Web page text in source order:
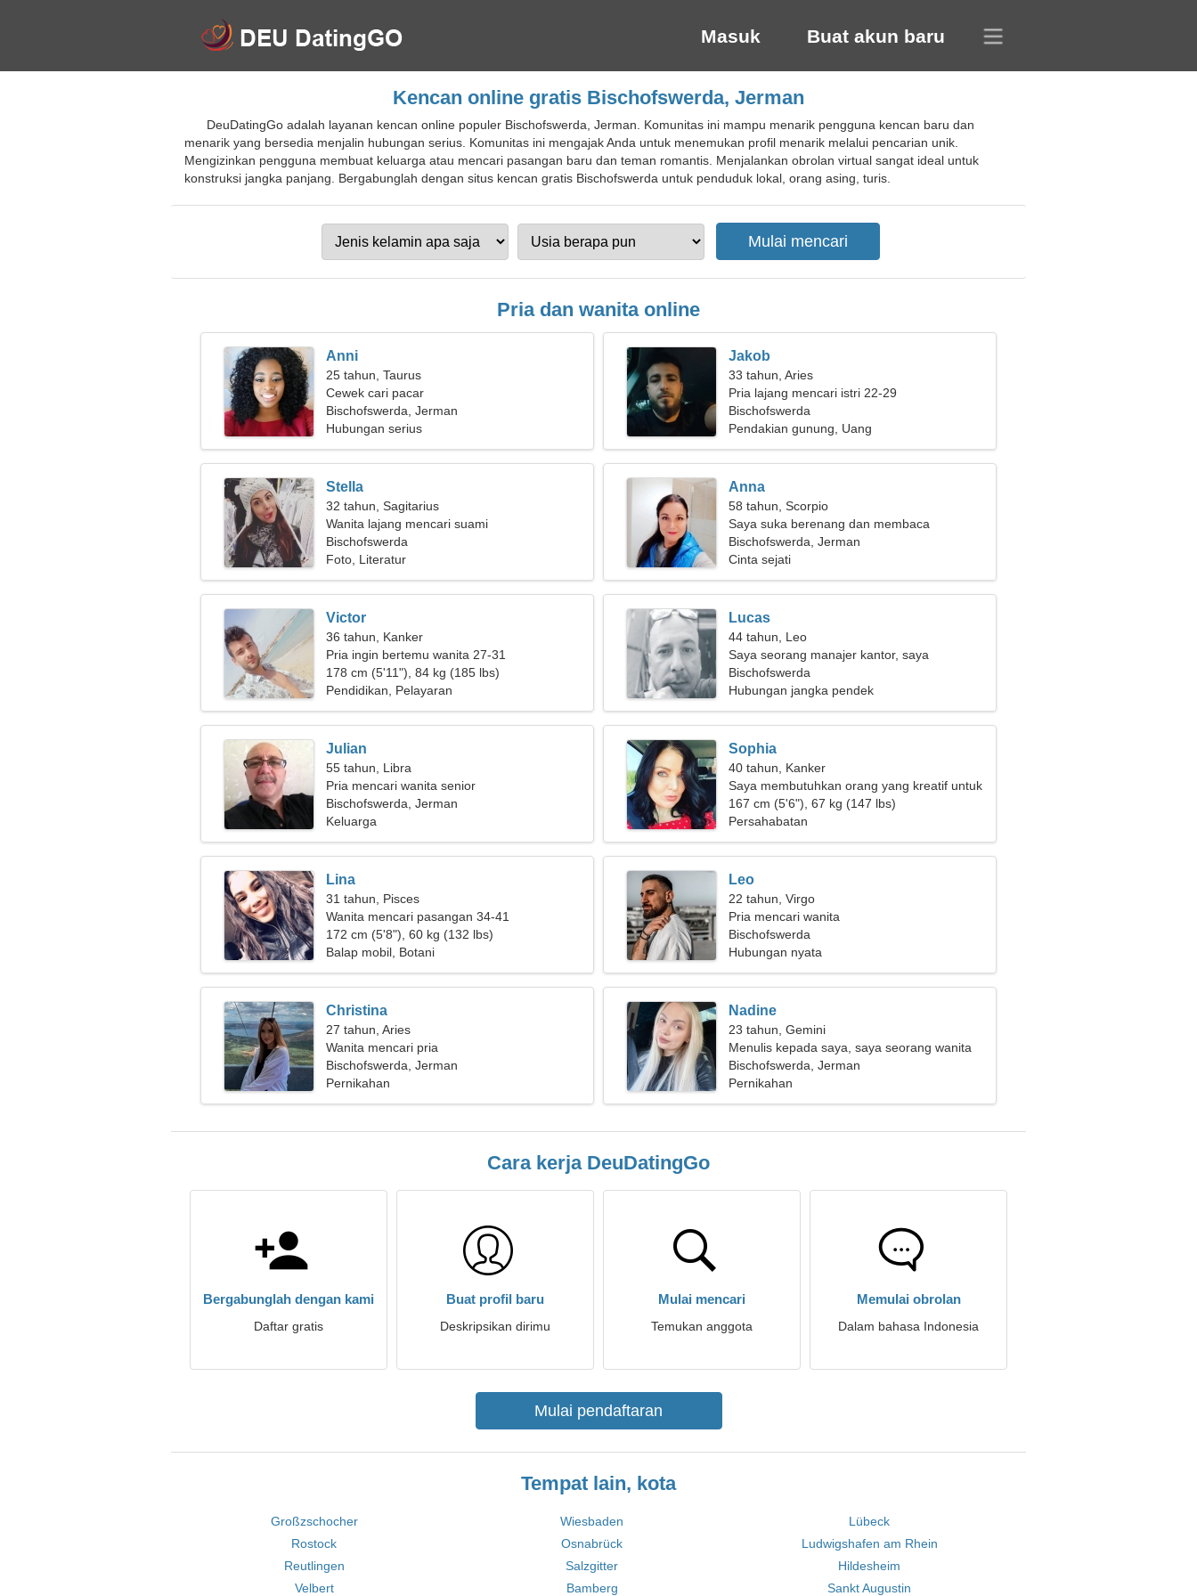
Masuk Buat akun baru
Kencan online gratis Bischofswerda, Jerman
DeuDatingGo adalah layanan kencan online populer Bischofswerda, Jerman. Komunitas ini mampu menarik pengguna kencan baru dan
menarik yang bersedia menjalin hubungan serius. Komunitas ini mengajak Anda untuk menemukan profil menarik melalui pencarian unik.
Mengizinkan pengguna membuat keluarga atau mencari pasangan baru dan teman romantis. Menjalankan obrolan virtual sangat ideal untuk
konstruksi jangka panjang. Bergabunglah dengan situs kencan gratis Bischofswerda untuk penduduk lokal, orang asing, turis.
Pria dan wanita online
Anni
25 tahun, Taurus
Cewek cari pacar
Bischofswerda, Jerman
Hubungan serius
Jakob
33 tahun, Aries
Pria lajang mencari istri 22-29
Bischofswerda
Pendakian gunung, Uang
Stella
32 tahun, Sagitarius
Wanita lajang mencari suami
Bischofswerda
Foto, Literatur
Anna
58 tahun, Scorpio
Saya suka berenang dan membaca
Bischofswerda, Jerman
Cinta sejati
Victor
36 tahun, Kanker
Pria ingin bertemu wanita 27-31
178 cm (5'11"), 84 kg (185 lbs)
Pendidikan, Pelayaran
Lucas
44 tahun, Leo
Saya seorang manajer kantor, saya
membutuhkan wanita yang ceria
Bischofswerda
Hubungan jangka pendek
Julian
55 tahun, Libra
Pria mencari wanita senior
Bischofswerda, Jerman
Keluarga
Sophia
40 tahun, Kanker
Saya membutuhkan orang yang kreatif untuk
berjalan bersama
167 cm (5'6"), 67 kg (147 lbs)
Persahabatan
Lina
31 tahun, Pisces
Wanita mencari pasangan 34-41
172 cm (5'8"), 60 kg (132 lbs)
Balap mobil, Botani
Leo
22 tahun, Virgo
Pria mencari wanita
Bischofswerda
Hubungan nyata
Christina
27 tahun, Aries
Wanita mencari pria
Bischofswerda, Jerman
Pernikahan
Nadine
23 tahun, Gemini
Menulis kepada saya, saya seorang wanita
yang peduli
Bischofswerda, Jerman
Pernikahan
Cara kerja DeuDatingGo
Bergabunglah dengan kami
Daftar gratis
Buat profil baru
Deskripsikan dirimu
Mulai mencari
Temukan anggota
Memulai obrolan
Dalam bahasa Indonesia
Mulai pendaftaran
Tempat lain, kota
Großzschocher Wiesbaden
Lübeck
Rostock
Osnabrück
Ludwigshafen am Rhein
Reutlingen
Salzgitter
Hildesheim
Velbert
Bamberg Sankt Augustin